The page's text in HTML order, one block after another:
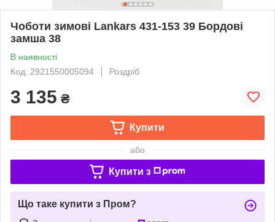
Чоботи зимові Lankars 431-153 39 Бордові
замша 38
В наявності
Код: 2921550005094
Роздріб
3 135 ₴
Купити
або
Купити з
Що таке купити з Пром?